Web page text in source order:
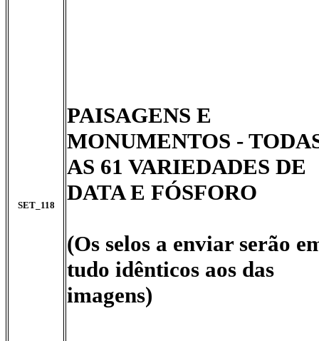
SET_118
PAISAGENS E
MONUMENTOS -
AS 61 VARIEDADES DE
DATA E FÓSFORO
(Os selos a enviar serão
tudo idênticos aos das
imagens)